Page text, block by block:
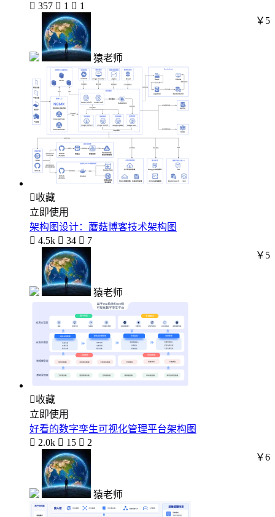
 357  1  1
猿老师
￥5
收藏
立即使用
架构图设计：蘑菇博客技术架构图
 4.5k  34  7
猿老师
￥5
收藏
立即使用
好看的数字孪生可视化管理平台架构图
 2.0k  15  2
猿老师
￥6